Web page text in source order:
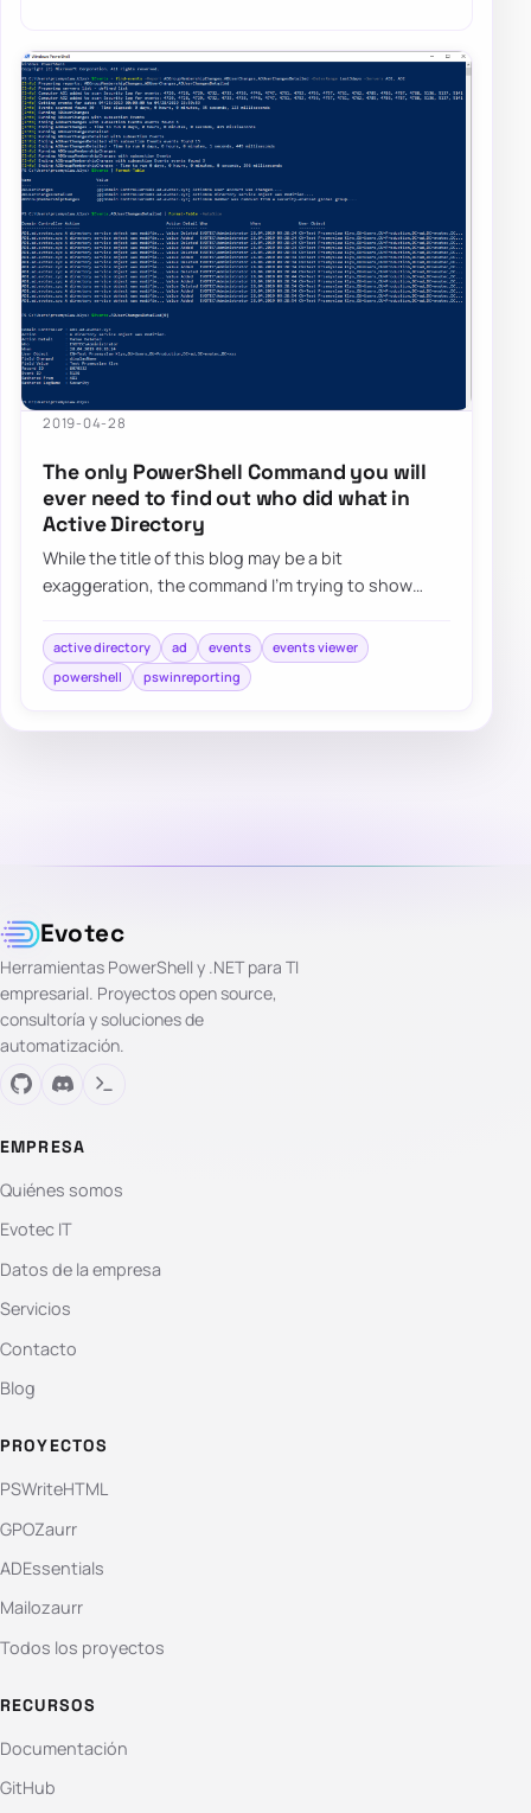
2019-04-28
The only PowerShell Command you will
ever need to find out who did what in
Active Directory
While the title of this blog may be a bit
exaggeration, the command I’m trying to show
active directory ad events
events viewer
powershell
pswinreporting
Evotec
Herramientas PowerShell y .NET para TI
empresarial. Proyectos open source,
consultoría y soluciones de
automatización.
EMPRESA
Quiénes somos
Evotec IT
Datos de la empresa
Servicios
Contacto
Blog
PROYECTOS
PSWriteHTML
GPOZaurr
ADEssentials
Mailozaurr
Todos los proyectos
RECURSOS
Documentación
GitHub